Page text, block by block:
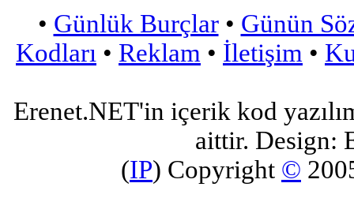
• Günlük Burçlar• Günün
Kodları • Reklam • İletişim •
Erenet.NET'in içerik kod
aittir. Design:
(IP) Copyright ©